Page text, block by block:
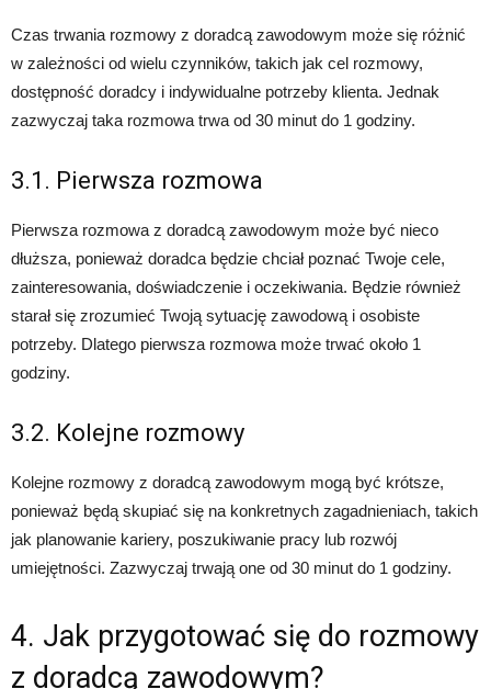
Czas trwania rozmowy z doradcą zawodowym może się różnić
w zależności od wielu czynników, takich jak cel rozmowy,
dostępność doradcy i indywidualne potrzeby klienta. Jednak
zazwyczaj taka rozmowa trwa od 30 minut do 1 godziny.
3.1. Pierwsza rozmowa
Pierwsza rozmowa z doradcą zawodowym może być nieco
dłuższa, ponieważ doradca będzie chciał poznać Twoje cele,
zainteresowania, doświadczenie i oczekiwania. Będzie również
starał się zrozumieć Twoją sytuację zawodową i osobiste
potrzeby. Dlatego pierwsza rozmowa może trwać około 1
godziny.
3.2. Kolejne rozmowy
Kolejne rozmowy z doradcą zawodowym mogą być krótsze,
ponieważ będą skupiać się na konkretnych zagadnieniach, takich
jak planowanie kariery, poszukiwanie pracy lub rozwój
umiejętności. Zazwyczaj trwają one od 30 minut do 1 godziny.
4. Jak przygotować się do rozmowy
z doradcą zawodowym?